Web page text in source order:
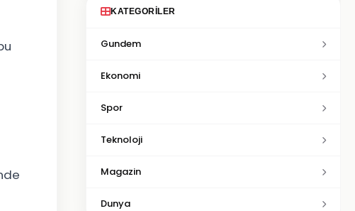
KATEGORILER
Gundem
Ekonomi
Spor
Teknoloji
Magazin
Dunya